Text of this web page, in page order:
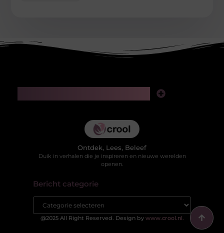
Ontdek, Lees, Beleef
Duik in verhalen die je inspireren en nieuwe werelden
openen.
Bericht categorie
@2025 All Right Reserved. Design by www.crool.nl.